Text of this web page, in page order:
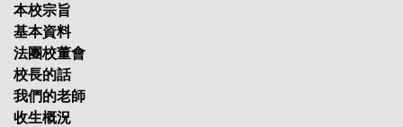
本校宗旨
基本資料
法團校董會
校長的話
我們的老師
收生概況